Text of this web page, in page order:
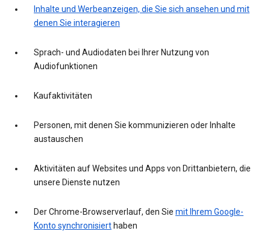
Inhalte und Werbeanzeigen, die Sie sich ansehen und mit
denen Sie interagieren
Sprach- und Audiodaten bei Ihrer Nutzung von
Audiofunktionen
Kaufaktivitäten
Personen, mit denen Sie kommunizieren oder Inhalte
austauschen
Aktivitäten auf Websites und Apps von Drittanbietern, die
unsere Dienste nutzen
Der Chrome-Browserverlauf, den Sie mit Ihrem Google-
Konto synchronisiert haben